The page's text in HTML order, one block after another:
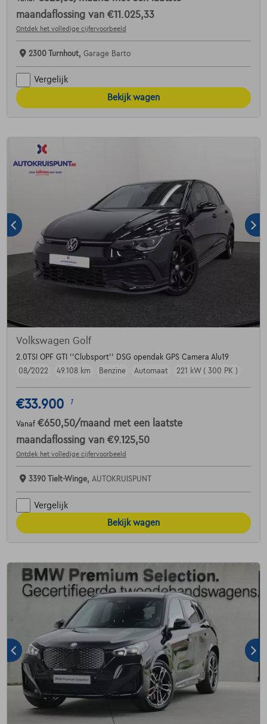
maandaflossing van €11.025,33
Ontdek het volledige cijfervoorbeeld
2300 Turnhout, Garage Barto
Vergelijk
Bekijk wagen
Volkswagen Golf
2.0TSI OPF GTI ''Clubsport'' DSG opendak GPS Camera Alu19
08/2022
49.108 km Benzine Automaat 221 kW ( 300 PK )
€33.900 1
Vanaf €650,50/maand met een laatste
maandaflossing van €9.125,50
Ontdek het volledige cijfervoorbeeld
3390 Tielt-Winge, AUTOKRUISPUNT
Vergelijk
Bekijk wagen